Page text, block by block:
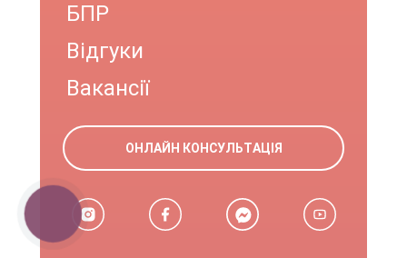
БПР
Відгуки
Вакансії
ОНЛАЙН КОНСУЛЬТАЦІЯ